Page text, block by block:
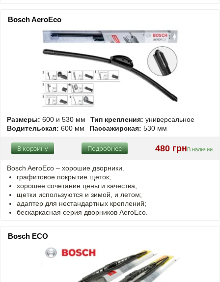
Bosch AeroEco
Размеры: 600 и 530 мм Тип крепления: универсальное
Водительская: 600 мм Пассажирская: 530 мм
480 грн В наличии
Подробнее
В корзину
Bosch AeroEco – хорошие дворники.
графитовое покрытие щеток;
хорошее сочетание цены и качества;
щетки используются и зимой, и летом;
адаптер для нестандартных креплений;
бескаркасная серия дворников AeroEco.
Bosch ECO